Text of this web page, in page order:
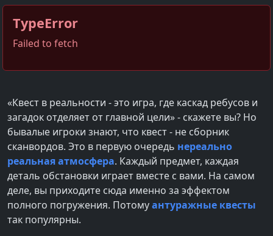
TypeError
Failed to fetch
«Квест в реальности - это игра, где каскад ребусов и
загадок отделяет от главной цели» - скажете вы? Но
бывалые игроки знают, что квест - не сборник
сканвордов. Это в первую очередь нереально
реальная атмосфера. Каждый предмет, каждая
деталь обстановки играет вместе с вами. На самом
деле, вы приходите сюда именно за эффектом
полного погружения. Потомуантуражные квесты
так популярны.